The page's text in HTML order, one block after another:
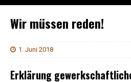
Wir müssen reden!
1. Juni 2018
Erklärung